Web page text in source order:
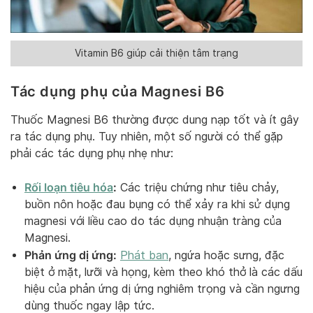
Vitamin B6 giúp cải thiện tâm trạng
Tác dụng phụ của Magnesi B6
Thuốc Magnesi B6 thường được dung nạp tốt và ít gây
ra tác dụng phụ. Tuy nhiên, một số người có thể gặp
phải các tác dụng phụ nhẹ như:
Rối loạn tiêu hóa: Các triệu chứng như tiêu chảy,
buồn nôn hoặc đau bụng có thể xảy ra khi sử dụng
magnesi với liều cao do tác dụng nhuận tràng của
Magnesi.
Phản ứng dị ứng: Phát ban, ngứa hoặc sưng, đặc
biệt ở mặt, lưỡi và họng, kèm theo khó thở là các dấu
hiệu của phản ứng dị ứng nghiêm trọng và cần ngưng
dùng thuốc ngay lập tức.